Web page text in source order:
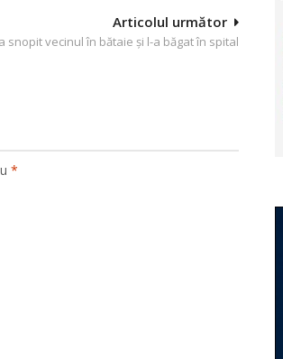
Articolul următor
snopit vecinul în bătaie și l-a băgat în spital
*